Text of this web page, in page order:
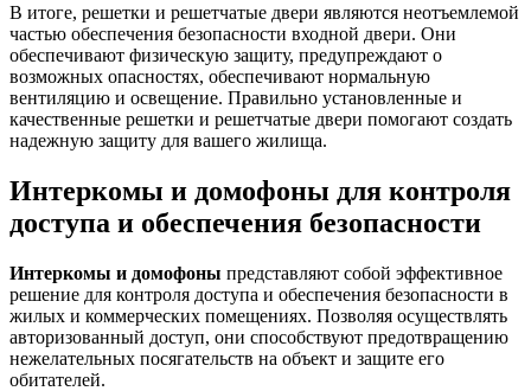
В итоге, решетки и решетчатые двери являются неотъемлемой
частью обеспечения безопасности входной двери. Они
обеспечивают физическую защиту, предупреждают о
возможных опасностях, обеспечивают нормальную
вентиляцию и освещение. Правильно установленные и
качественные решетки и решетчатые двери помогают создать
надежную защиту для вашего жилища.
Интеркомы и домофоны для контроля
доступа и обеспечения безопасности
Интеркомы и домофоны представляют собой эффективное
решение для контроля доступа и обеспечения безопасности в
жилых и коммерческих помещениях. Позволяя осуществлять
авторизованный доступ, они способствуют предотвращению
нежелательных посягательств на объект и защите его
обитателей.